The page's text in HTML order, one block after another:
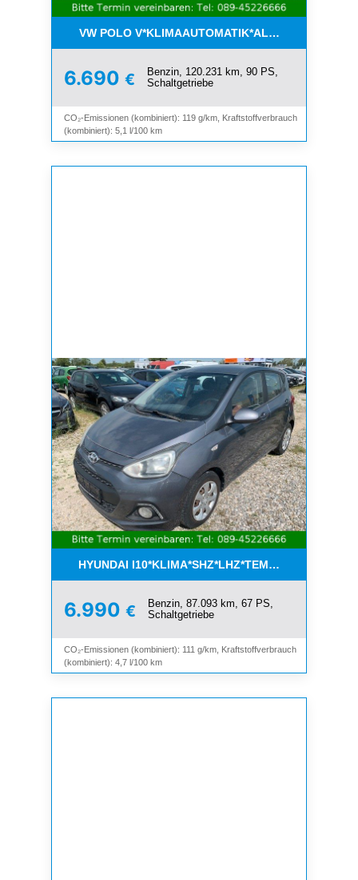
VW POLO
6.690 €
Benzin, 120.231 km, 90 PS,
Schaltgetriebe
CO₂-Emissionen (kombiniert): 119 g/km, Kraftstoffverbrauch
(kombiniert): 5,1 l/100 km
HYUNDAI
6.990 €
Benzin, 87.093 km, 67 PS,
Schaltgetriebe
CO₂-Emissionen (kombiniert): 111 g/km, Kraftstoffverbrauch
(kombiniert): 4,7 l/100 km